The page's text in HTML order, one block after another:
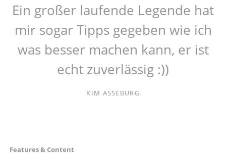
Ein großer laufende Legende hat
mir sogar Tipps gegeben wie ich
was besser machen kann, er ist
echt zuverlässig :))
KIM ASSEBURG
Navigation
Features & Content